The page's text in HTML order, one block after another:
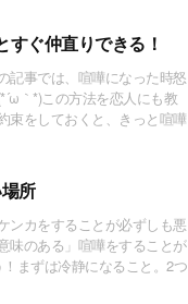
ぐ仲直りできる！
事では、喧嘩になった時怒
｀*)この方法を恋人にも教
束をしておくと、きっと喧嘩
所
ンカをすることが必ずしも悪
味のある」喧嘩をすることが
まずは冷静になること。2つ